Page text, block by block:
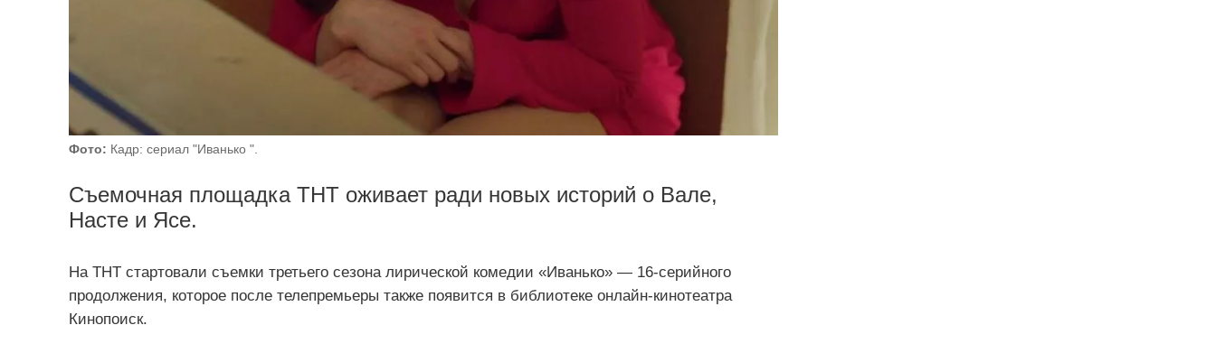
Фото: Кадр: сериал "Иванько ".
Съемочная площадка ТНТ оживает ради новых историй о Вале,
Насте и Ясе.
На ТНТ стартовали съемки третьего сезона лирической комедии «Иванько» — 16‑серийного
продолжения, которое после телепремьеры также появится в библиотеке онлайн‑кинотеатра
Кинопоиск.